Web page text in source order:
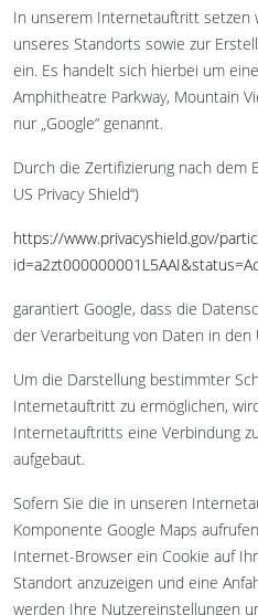
In unserem Internetauftritt setzen
unseres Standorts sowie zur
ein. Es handelt sich hierbei um
Amphitheatre Parkway, Mountain
nur „Google“ genannt.
Durch die Zertifizierung nach dem
US Privacy Shield“)
https://www.privacyshield.gov/
garantiert Google, dass die
der Verarbeitung von Daten in den
Um die Darstellung bestimmter
Internetauftritt zu ermöglichen,
Internetauftritts eine Verbindung
aufgebaut.
Sofern Sie die in unseren
Komponente Google Maps
Internet-Browser ein Cookie auf
Standort anzuzeigen und eine
werden Ihre Nutzereinstellungen